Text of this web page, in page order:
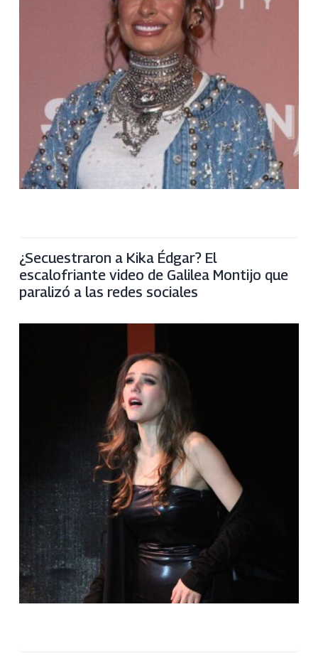
¿Secuestraron a Kika Édgar? El
escalofriante video de Galilea Montijo que
paralizó a las redes sociales